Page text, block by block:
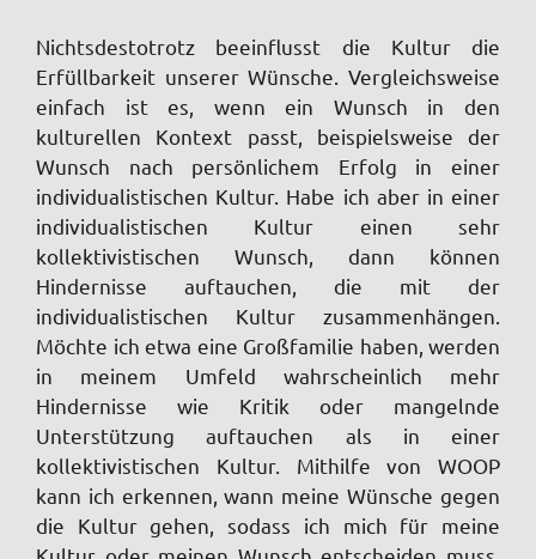
Nichtsdestotrotz beeinflusst die Kultur die
Erfüllbarkeit unserer Wünsche. Vergleichsweise
einfach ist es, wenn ein Wunsch in den
kulturellen Kontext passt, beispielsweise der
Wunsch nach persönlichem Erfolg in einer
individualistischen Kultur. Habe ich aber in einer
individualistischen Kultur einen sehr
kollektivistischen Wunsch, dann können
Hindernisse auftauchen, die mit der
individualistischen Kultur zusammenhängen.
Möchte ich etwa eine Großfamilie haben, werden
in meinem Umfeld wahrscheinlich mehr
Hindernisse wie Kritik oder mangelnde
Unterstützung auftauchen als in einer
kollektivistischen Kultur. Mithilfe von WOOP
kann ich erkennen, wann meine Wünsche gegen
die Kultur gehen, sodass ich mich für meine